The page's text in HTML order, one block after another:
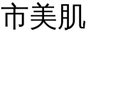
岐阜
美肌